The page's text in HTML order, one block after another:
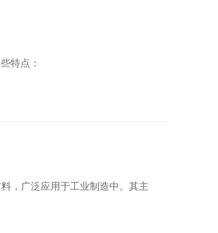
特点：
，广泛应用于工业制造中。其主